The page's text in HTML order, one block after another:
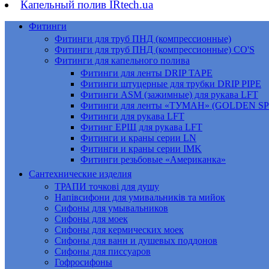
Капельный полив IRtech.ua
Фитинги
Фитинги для труб ПНД (компрессионные)
Фитинги для труб ПНД (компрессионные) CO'S
Фитинги для капельного полива
Фитинги для ленты DRIP TAPE
Фитинги штуцерные для трубки DRIP PIPE
Фитинги ASM (зажимные) для рукава LFT
Фитинги для ленты «ТУМАН» (GOLDEN
Фитинги для рукава LFT
Фитинг ЕРШ для рукава LFT
Фитинги и краны серии LN
Фитинги и краны серии IMK
Фитинги резьбовые «Американка»
Сантехнические изделия
ТРАПИ точкові для душу
Напівсифони для умивальників та мийок
Сифоны для умывальников
Сифоны для моек
Сифоны для кермических моек
Сифоны для ванн и душевых поддонов
Сифоны для писсуаров
Гофросифоны